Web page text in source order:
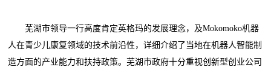
芜湖市领导一行高度肯定英格玛的发展理念，及Mokomoko机器
人在青少儿康复领域的技术前沿性，详细介绍了当地在机器人智能制
造方面的产业能力和扶持政策。芜湖市政府十分重视创新型创业公司